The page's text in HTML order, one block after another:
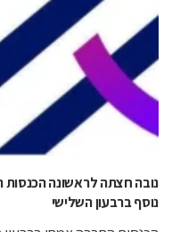
נוסף ברבעון השלישי